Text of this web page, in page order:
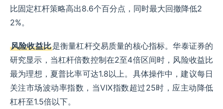
比固定杠杆策略高出8.6个百分点，同时最大回撤降低2
2%。
风险收益比是衡量杠杆交易质量的核心指标。华泰证券的
研究显示，当杠杆倍数控制在2至4倍区间时，风险收益比
最为理想，夏普比率可达1.8以上。具体操作中，建议每日
关注市场波动率指数，当VIX指数超过25时，应主动降低
杠杆至1.5倍以下。